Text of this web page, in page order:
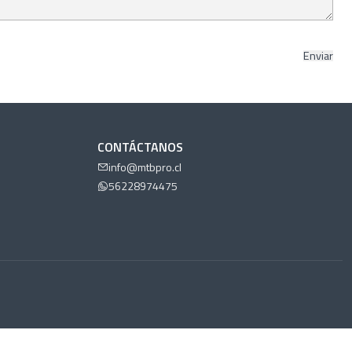
CONTÁCTANOS
info@mtbpro.cl
56228974475